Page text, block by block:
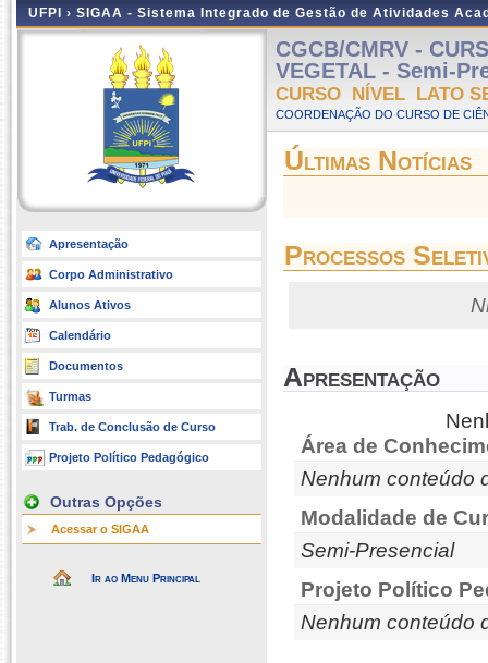
UFPI › SIGAA - Sistema Integrado de Gestão de Atividades
Apresentação
Corpo Administrativo
Alunos Ativos
Calendário
Documentos
Turmas
Trab. de Conclusão de Curso
Projeto Político Pedagógico
Outras Opções
Acessar o SIGAA
Ir ao Menu Principal
CGCB/CMRV -
VEGETAL - Semi-
CURSO NÍVEL LATO
COORDENAÇÃO DO CURSO DE
Últimas Notícias
Processos
Apresentação
Área de
Nenhum conteúdo
Modalidade de
Semi-Presencial
Projeto Político
Nenhum conteúdo